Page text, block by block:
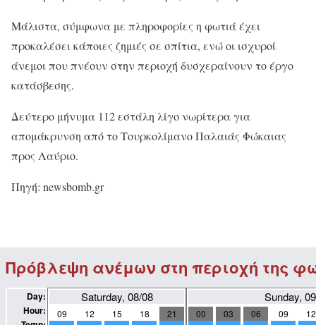
Μάλιστα, σύμφωνα με πληροφορίες η φωτιά έχει
προκαλέσει κάποιες ζημιές σε σπίτια, ενώ οι ισχυροί
άνεμοι που πνέουν στην περιοχή δυσχεραίνουν το έργο
κατάσβεσης.
Δεύτερο μήνυμα 112 εστάλη λίγο νωρίτερα για
απομάκρυνση από το Τουρκολίμανο Παλαιάς Φώκαιας
προς Λαύριο.
Πηγή: newsbomb.gr